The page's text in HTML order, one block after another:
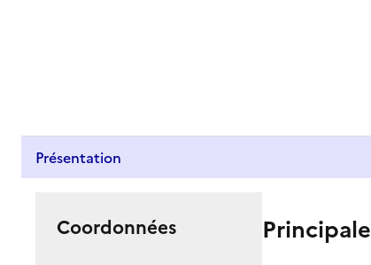
Présentation
Coordonnées